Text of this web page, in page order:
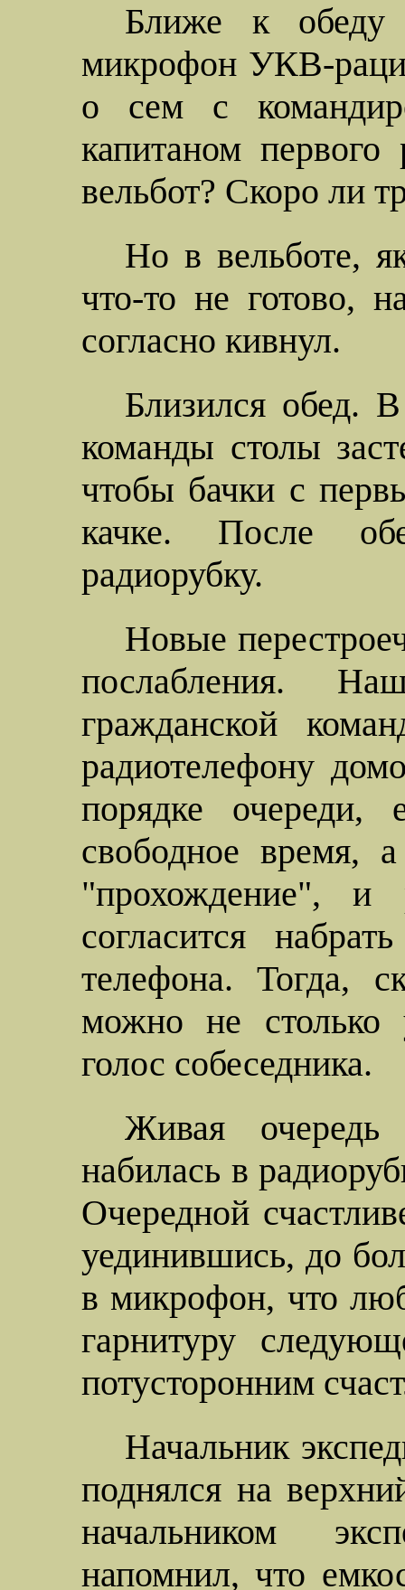
Ближе к обеду
микрофон УКВ-
о сем с
капитаном
вельбот? Скоро ли
Но в вельботе,
что-то не готово,
согласно кивнул.
Близился обед.
команды столы
чтобы бачки с
качке. После
радиорубку.
Новые
послабления.
гражданской
радиотелефону
порядке очереди,
свободное время,
"прохождение", и
согласится
телефона. Тогда,
можно не столько
голос собеседника.
Живая
набилась в
Очередной
уединившись, до
в микрофон, что
гарнитуру
потусторонним
Начальник
поднялся на
начальником
напомнил, что